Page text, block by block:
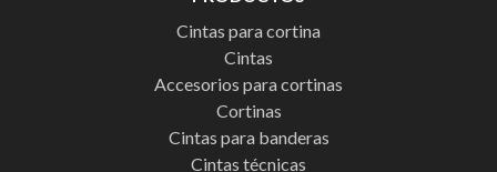
Cintas para cortina
Cintas
Accesorios para cortinas
Cortinas
Cintas para banderas
Cintas técnicas